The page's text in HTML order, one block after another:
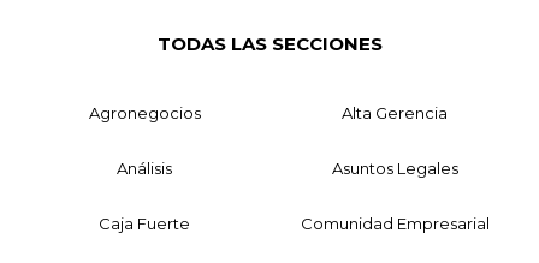
TODAS LAS SECCIONES
Agronegocios Alta Gerencia
Análisis Asuntos Legales
Caja Fuerte Comunidad Empresarial